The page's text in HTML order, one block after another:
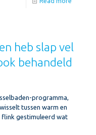
heb slap vel
behandeld
programma,
tussen warm en
gestimuleerd wat